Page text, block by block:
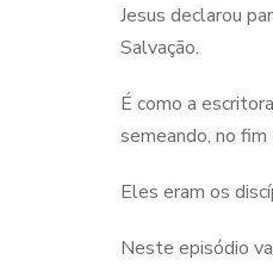
Jesus declarou
Salvação.
É como a
semeando, no
Eles eram os
Neste episódio